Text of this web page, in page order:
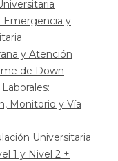
Emergencia y
y Atención
de Down
Monitorio y Vía
Universitaria
1 y Nivel 2 +